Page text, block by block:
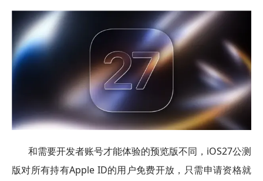
和需要开发者账号才能体验的预览版不同，iOS27公测
版对所有持有Apple ID的用户免费开放，只需申请资格就